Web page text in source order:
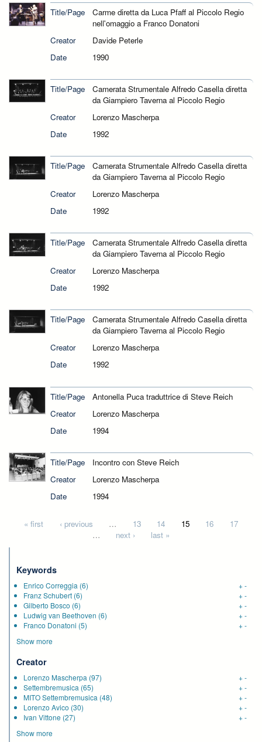
Title/Page
Carme diretta da Luca Pfaff al Piccolo Regio
nell'omaggio a Franco Donatoni
Creator
Davide Peterle
Date
1990
Title/Page
Camerata Strumentale Alfredo Casella diretta
da Giampiero Taverna al Piccolo Regio
Creator
Lorenzo Mascherpa
Date
1992
Title/Page
Camerata Strumentale Alfredo Casella diretta
da Giampiero Taverna al Piccolo Regio
Creator
Lorenzo Mascherpa
Date
1992
Title/Page
Camerata Strumentale Alfredo Casella diretta
da Giampiero Taverna al Piccolo Regio
Creator
Lorenzo Mascherpa
Date
1992
Title/Page
Camerata Strumentale Alfredo Casella diretta
da Giampiero Taverna al Piccolo Regio
Creator
Lorenzo Mascherpa
Date
1992
Title/Page
Antonella Puca traduttrice di Steve Reich
Creator
Lorenzo Mascherpa
Date
1994
Title/Page
Incontro con Steve Reich
Creator
Lorenzo Mascherpa
Date
1994
Pages
« first ‹ previous … 13 14 15 16
17
…
next › last »
Keywords
Enrico Correggia (6) +-
Franz Schubert (6) +-
Gilberto Bosco (6) +-
Ludwig van Beethoven (6) +-
Franco Donatoni (5) +-
Show more
Creator
Lorenzo Mascherpa (97) +-
Settembremusica (65) +-
MITO Settembremusica (48) +-
Lorenzo Avico (30) +-
Ivan Vittone (27) +-
Show more